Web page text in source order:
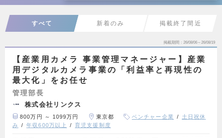
すべて 新着のみ 掲載終了間近
掲載期間 26/08/06～26/08/19
【産業用カメラ 事業管理マネージャー】産業
用デジタルカメラ事業の「利益率と再現性の
最大化」をお任せ
管理部長
株式会社リンクス
800万円 ～ 1099万円 東京都 ベンチャー企業
土日祝休
み
年収600万以上 育児支援制度